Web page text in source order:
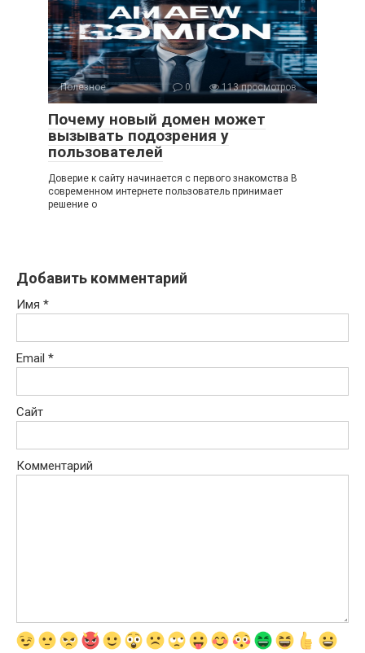
Полезное 0 113 просмотров
Почему новый домен может
вызывать подозрения у
пользователей
Доверие к сайту начинается с первого знакомства В
современном интернете пользователь принимает
решение о
Добавить комментарий
Имя *
Email *
Сайт
Комментарий